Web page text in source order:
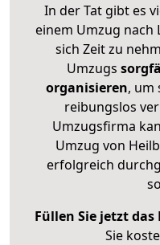
In der Tat gibt es
einem Umzug nach
sich Zeit zu
Umzugs
organisieren, um
reibungslos
Umzugsfirma
Umzug von
erfolgreich
Füllen Sie jetzt
Sie